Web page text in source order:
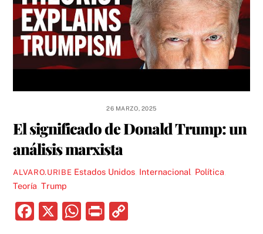
26 MARZO, 2025
El significado de Donald Trump: un
análisis marxista
ALVARO.URIBE Estados Unidos Internacional Política
Teoría ,Trump
F
X
W P